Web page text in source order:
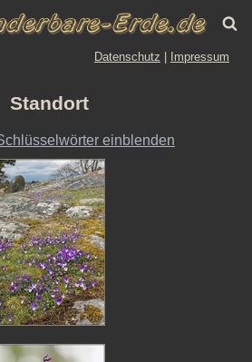
Datenschutz Impressum
Standort
einblenden